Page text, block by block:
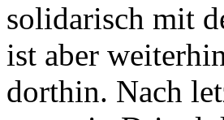
solidarisch mit
ist aber
dorthin. Nach